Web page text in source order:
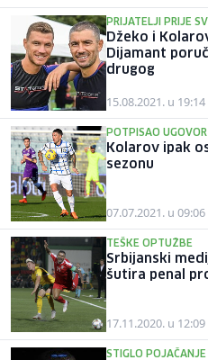
PRIJATELJI PRIJE
Džeko i
Dijamant
drugog
15.08.2021. u 19:14
POTPISAO UGOVOR
Kolarov ipak
sezonu
07.07.2021. u 09:06
TEŠKE OPTUŽBE
Srbijanski
šutira penal
17.11.2020. u 12:09
STIGLO POJAČANJE